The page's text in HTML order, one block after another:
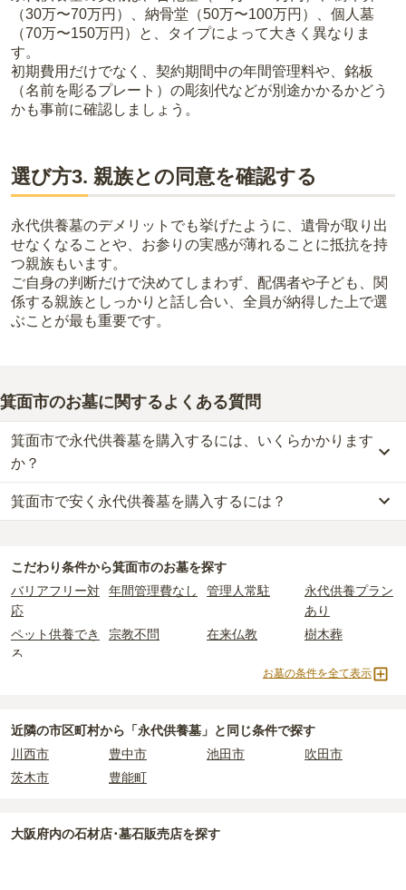
（30万〜70万円）、納骨堂（50万〜100万円）、個人墓
（70万〜150万円）と、タイプによって大きく異なりま
す。
初期費用だけでなく、契約期間中の年間管理料や、銘板
（名前を彫るプレート）の彫刻代などが別途かかるかどう
かも事前に確認しましょう。
選び方3. 親族との同意を確認する
永代供養墓のデメリットでも挙げたように、遺骨が取り出
せなくなることや、お参りの実感が薄れることに抵抗を持
つ親族もいます。
ご自身の判断だけで決めてしまわず、配偶者や子ども、関
係する親族としっかりと話し合い、全員が納得した上で選
ぶことが最も重要です。
箕面市のお墓に関するよくある質問
箕面市で永代供養墓を購入するには、いくらかかります
か？
箕面市での購入費用の目安は、永代供養墓が約90万円
樹木葬・納骨堂・永代供養墓は、基本的に墓石代がかからず、永代
なお、お墓によっては以下の費用が別途かかる場合があります。
・開眼法要の費用：お墓を新しく建てた際に行う儀式のための費
用。僧侶に渡すお布施がかかります。
・納骨式の費用 ：お墓に遺骨を納める儀式のための費用。僧侶に渡
すお布施、会食などの費用がかかります。
：お墓の管理費。契約後、毎年発生するケースがあり
正確な費用は、区画や石材の選び方によって大きく変わるため、見
積もりを取るまで確定しません。
現地見学では、担当者に「提示金額以外にかかる費用はないか」を
内を取り寄せることができます。
箕面市で安く永代供養墓を購入するには？
養墓で、 30万円 からお求めいただけます。
する「合祀墓（ごうしぼ）」と呼ばれるタイプです。個別のお墓に
比べて省スペースで管理の手間がかからないため、費用が安く設定
されています。
価格の目安は、1名あたり5万円〜30万円程度です。
お墓を探すのがおすすめです。
こだわり条件から箕面市のお墓を探す
バリアフリー対
応
年間管理費なし 管理人常駐
永代供養プラン
あり
ペット供養でき
る
宗教不問 在来仏教 樹木葬
民営霊園
お墓の条件を全て表示
近隣の市区町村から 「永代供養墓」と同じ条件で探す
川西市
豊中市 池田市
吹田市
茨木市
豊能町
大阪府内の石材店･墓石販売店を探す